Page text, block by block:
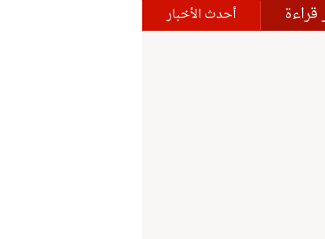
قراءة أحدث الأخبار